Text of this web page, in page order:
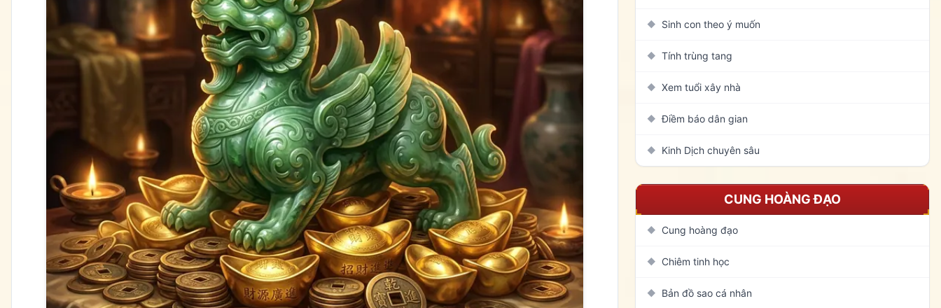
◆ Sinh con theo ý muốn
◆ Tính trùng tang
◆ Xem tuổi xây nhà
◆ Điềm báo dân gian
◆ Kinh Dịch chuyên sâu
CUNG HOÀNG ĐẠO
◆ Cung hoàng đạo
◆ Chiêm tinh học
◆ Bản đồ sao cá nhân